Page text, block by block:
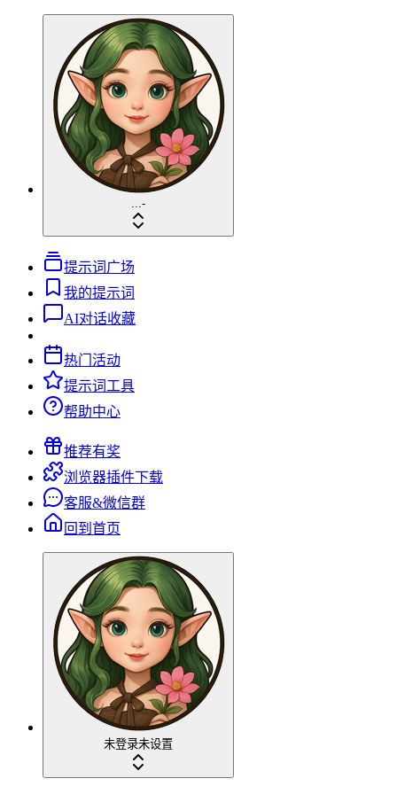
...-
提示词广场
我的提示词
AI对话收藏
热门活动
提示词工具
帮助中心
推荐有奖
浏览器插件下载
客服&微信群
回到首页
未登录未设置